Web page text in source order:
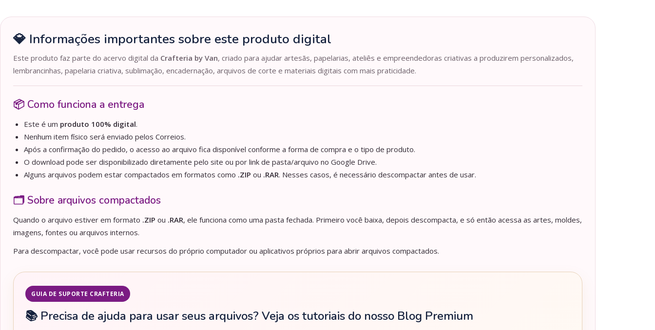
💎 Informações importantes sobre este produto digital
Este produto faz parte do acervo digital da Crafteria by Van, criado para ajudar artesãs, papelarias, ateliês e empreendedoras criativas a produzirem personalizados,
lembrancinhas, papelaria criativa, sublimação, encadernação, arquivos de corte e materiais digitais com mais praticidade.
📦 Como funciona a entrega
Este é um produto 100% digital.
Nenhum item físico será enviado pelos Correios.
Após a confirmação do pedido, o acesso ao arquivo fica disponível conforme a forma de compra e o tipo de produto.
O download pode ser disponibilizado diretamente pelo site ou por link de pasta/arquivo no Google Drive.
Alguns arquivos podem estar compactados em formatos como .ZIP ou .RAR. Nesses casos, é necessário descompactar antes de usar.
🗂️ Sobre arquivos compactados
Quando o arquivo estiver em formato .ZIP ou .RAR, ele funciona como uma pasta fechada. Primeiro você baixa, depois descompacta, e só então acessa as artes, moldes,
imagens, fontes ou arquivos internos.
Para descompactar, você pode usar recursos do próprio computador ou aplicativos próprios para abrir arquivos compactados.
GUIA DE SUPORTE CRAFTERIA
📚 Precisa de ajuda para usar seus arquivos? Veja os tutoriais do nosso Blog Premium